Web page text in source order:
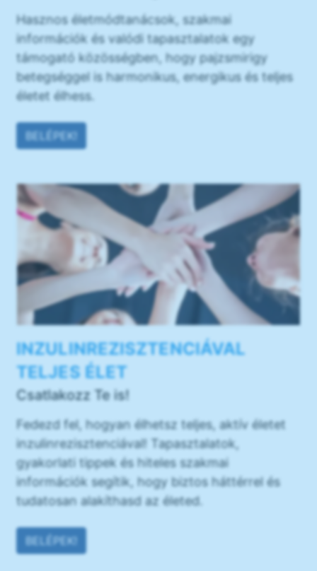
Hasznos életmódtanácsok, szakmai
információk és valódi tapasztalatok egy
támogató közösségben, hogy pajzsmirigy
betegséggel is harmonikus, energikus és teljes
életet élhess.
BELÉPEK!
INZULINREZISZTENCIÁVAL
TELJES ÉLET
Csatlakozz Te is!
Fedezd fel, hogyan élhetsz teljes, aktív életet
inzulinrezisztenciával! Tapasztalatok,
gyakorlati tippek és hiteles szakmai
információk segítik, hogy biztos háttérrel és
tudatosan alakíthasd az életed.
BELÉPEK!